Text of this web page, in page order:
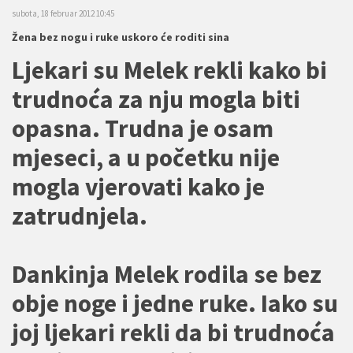
subota, 18 februar 2012 10:45
Žena bez nogu i ruke uskoro će roditi sina
Ljekari su Melek rekli kako bi
trudnoća za nju mogla biti
opasna. Trudna je osam
mjeseci, a u početku nije
mogla vjerovati kako je
zatrudnjela.
Dankinja Melek rodila se bez
obje noge i jedne ruke. Iako su
joj ljekari rekli da bi trudnoća